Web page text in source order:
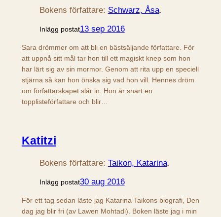
Bokens författare: Schwarz, Åsa.
Inlägg postat13 sep 2016
Sara drömmer om att bli en bästsäljande författare. För
att uppnå sitt mål tar hon till ett magiskt knep som hon
har lärt sig av sin mormor. Genom att rita upp en speciell
stjärna så kan hon önska sig vad hon vill. Hennes dröm
om författarskapet slår in. Hon är snart en
topplisteförfattare och blir…
Katitzi
Bokens författare: Taikon, Katarina.
Inlägg postat30 aug 2016
För ett tag sedan läste jag Katarina Taikons biografi, Den
dag jag blir fri (av Lawen Mohtadi). Boken läste jag i min